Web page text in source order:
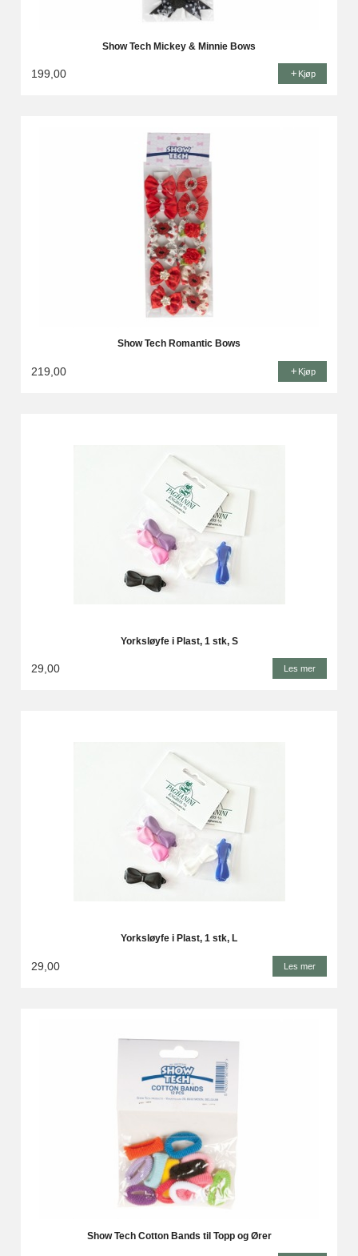
Show Tech Mickey & Minnie Bows
199,00 Kjøp
Show Tech Romantic Bows
219,00 Kjøp
Yorksløyfe i Plast, 1 stk, S
29,00 Les mer
Yorksløyfe i Plast, 1 stk, L
29,00 Les mer
Show Tech Cotton Bands til Topp og Ører